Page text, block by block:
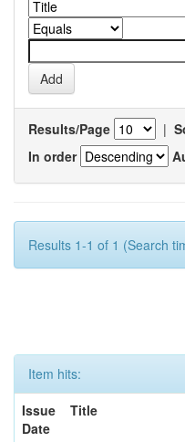
Results/Page |
In order
Results 1-1 of 1 (Search
Item hits:
Issue
Date
Title